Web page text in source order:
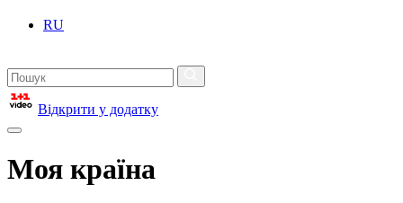
RU
Відкрити у додатку
Моя країна